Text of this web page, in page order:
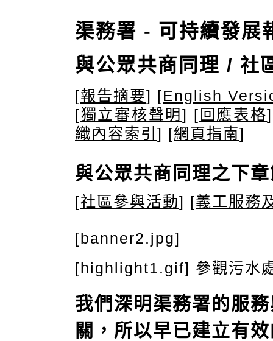
渠務署 - 可持續發展
與公眾共商同理 / 社
[報告摘要] [English
[獨立審核聲明] [ 回應表格
織內容索引 ] [網頁指南]
與公眾共商同理之下
[社區參與活動] [義工服務
[banner2.jpg]
[highlight1.gif] 參觀污水
我們深明渠務署的服
關，所以早已建立有